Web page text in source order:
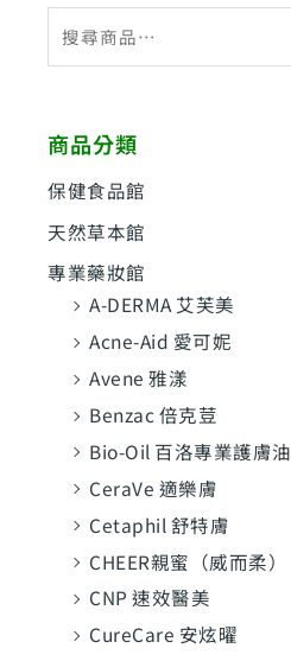
尋
字
:
商品分類
保健食品館
天然草本館
專業藥妝館
A-DERMA 艾芙美
Acne-Aid 愛可妮
Avene 雅漾
Benzac 倍克荳
Bio-Oil 百洛專業護膚油
CeraVe 適樂膚
Cetaphil 舒特膚
CHEER親蜜（威而柔）
CNP 速效醫美
CureCare 安炫曜